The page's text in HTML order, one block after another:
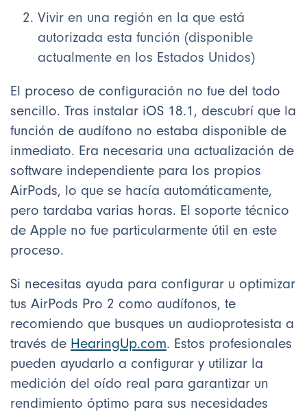
Vivir en una región en la que está
autorizada esta función (disponible
actualmente en los Estados Unidos)
El proceso de configuración no fue del todo
sencillo. Tras instalar iOS 18.1, descubrí que la
función de audífono no estaba disponible de
inmediato. Era necesaria una actualización de
software independiente para los propios
AirPods, lo que se hacía automáticamente,
pero tardaba varias horas. El soporte técnico
de Apple no fue particularmente útil en este
proceso.
Si necesitas ayuda para configurar u optimizar
tus AirPods Pro 2 como audífonos, te
recomiendo que busques un audioprotesista a
través de HearingUp.com. Estos profesionales
pueden ayudarlo a configurar y utilizar la
medición del oído real para garantizar un
rendimiento óptimo para sus necesidades